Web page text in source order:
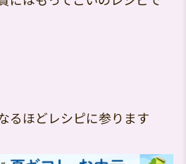
るほどレシピに参ります